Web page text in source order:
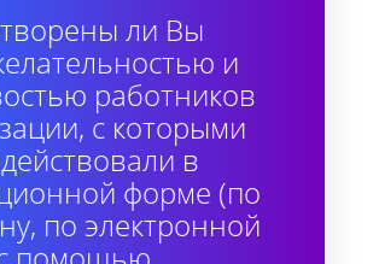
ли Вы
и
работников
с которыми
в
форме (по
по электронной